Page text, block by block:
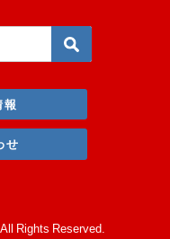
報
せ
Rights Reserved.